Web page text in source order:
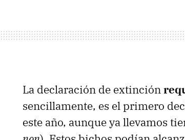
La declaración de extinción
sencillamente, es el primero
este año, aunque ya llevamos